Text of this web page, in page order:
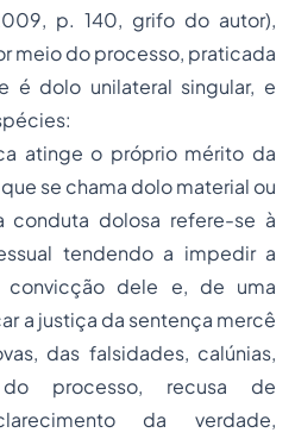
p. 140, grifo do autor),
meio do processo, praticada
é dolo unilateral singular, e
atinge o próprio mérito da
se chama dolo material ou
conduta dolosa refere-se à
tendendo a impedir a
dele e, de uma
a justiça da sentença mercê
das falsidades, calúnias,
processo, recusa de
da verdade,